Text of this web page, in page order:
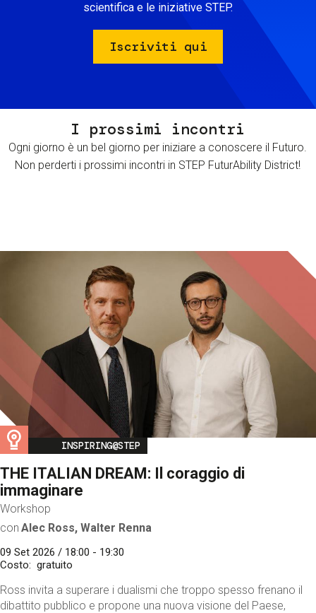
scientifica e le iniziative STEP.
Iscriviti qui
I prossimi incontri
Ogni giorno è un bel giorno per iniziare a conoscere il Futuro.
Non perderti i prossimi incontri in STEP FuturAbility District!
Image
INSPIRING@STEP
THE ITALIAN DREAM: Il coraggio di
immaginare
Workshop
con Alec Ross, Walter Renna
09 Set 2026 / 18:00 - 19:30
Costo
gratuito
Ross invita a superare i dualismi che troppo spesso frenano il
dibattito pubblico e propone una nuova visione del Paese,